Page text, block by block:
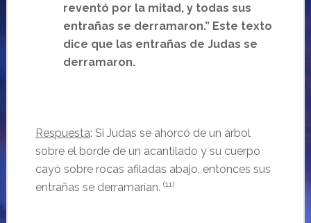
reventó por la mitad, y todas sus
entrañas se derramaron.” Este texto
dice que las entrañas de Judas se
derramaron.
Respuesta: Si Judas se ahorcó de un árbol
sobre el borde de un acantilado y su cuerpo
cayó sobre rocas afiladas abajo, entonces sus
entrañas se derramarían. (11)